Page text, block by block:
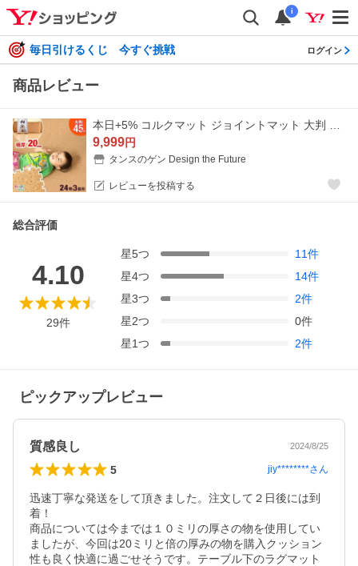
i
毎日引けるくじ 今すぐ挑戦 ログイン
商品レビュー
9,999円
タンスのゲン Design the Future
レビューを投稿する
総合評価
4.10
29件
星5つ 11件
星4つ 14件
星3つ 2件
星2つ 0件
星1つ 2件
ピックアップレビュー
質感良し 2024/8/25
5 jiy********さん
迅速丁寧な発送をして頂きました。注文して２日後には到
着！
商品については今までは１０ミリの厚さの物を使用してい
ましたが、今回は20ミリと倍の厚みの物を購入クッション
性も良く快適に過ごせそうです。テーブル下のラグマット